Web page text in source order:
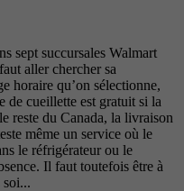
sept succursales Walmart
aller chercher sa
horaire qu’on sélectionne,
de cueillette est gratuit si la
reste du Canada, la livraison
même un service où le
le réfrigérateur ou le
Il faut toutefois être à
soi...